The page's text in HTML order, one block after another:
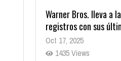
Warner Bros. lleva a
registros con sus
Oct 17, 2025
1435 Views